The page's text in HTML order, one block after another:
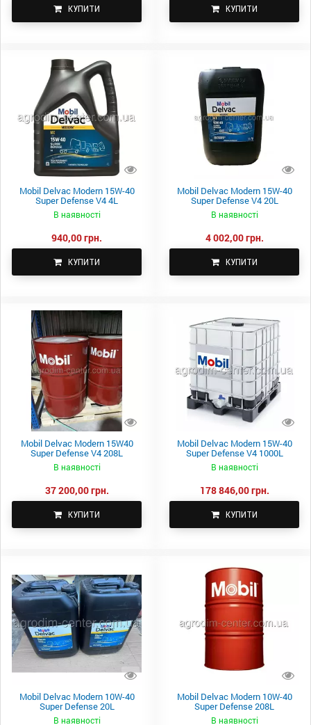
КУПИТИ КУПИТИ
Mobil Delvac Modern 15W-40
Super Defense V4 4L
В наявності
940,00 грн.
КУПИТИ
Mobil Delvac Modern 15W-40
Super Defense V4 20L
В наявності
4 002,00 грн.
КУПИТИ
Mobil Delvac Modern 15W40
Super Defense V4 208L
В наявності
37 200,00 грн.
КУПИТИ
Mobil Delvac Modern 15W-40
Super Defense V4 1000L
В наявності
178 846,00 грн.
КУПИТИ
Mobil Delvac Modern 10W-40
Super Defense 20L
В наявності
Mobil Delvac Modern 10W-40
Super Defense 208L
В наявності